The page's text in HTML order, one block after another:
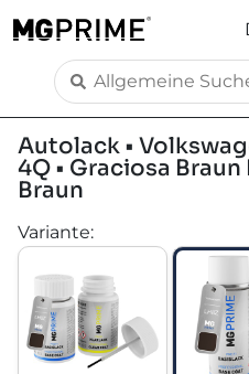
Autolack •
4Q • Graciosa
Braun
Variante: